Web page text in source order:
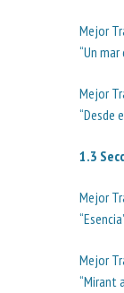
Mejor
“Un mar
Mejor
“Desde
1.3
Mejor
Mejor
“Mirant